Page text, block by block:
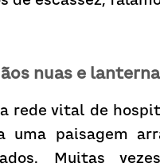
nuas e
rede vital de
uma paisagem
Muitas